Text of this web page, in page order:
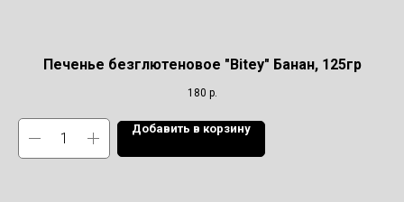
Печенье безглютеновое "Bitey" Банан, 125гр
180 р.
Добавить в корзину